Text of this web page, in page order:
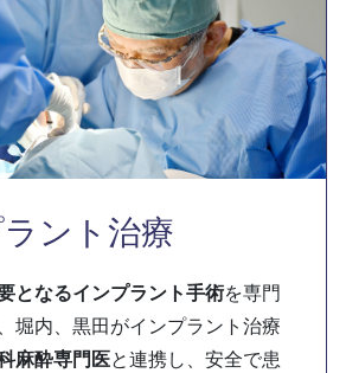
ント治療
となるインプラント手術を専門
堀内、黒田がインプラント治療
麻酔専門医と連携し、安全で患